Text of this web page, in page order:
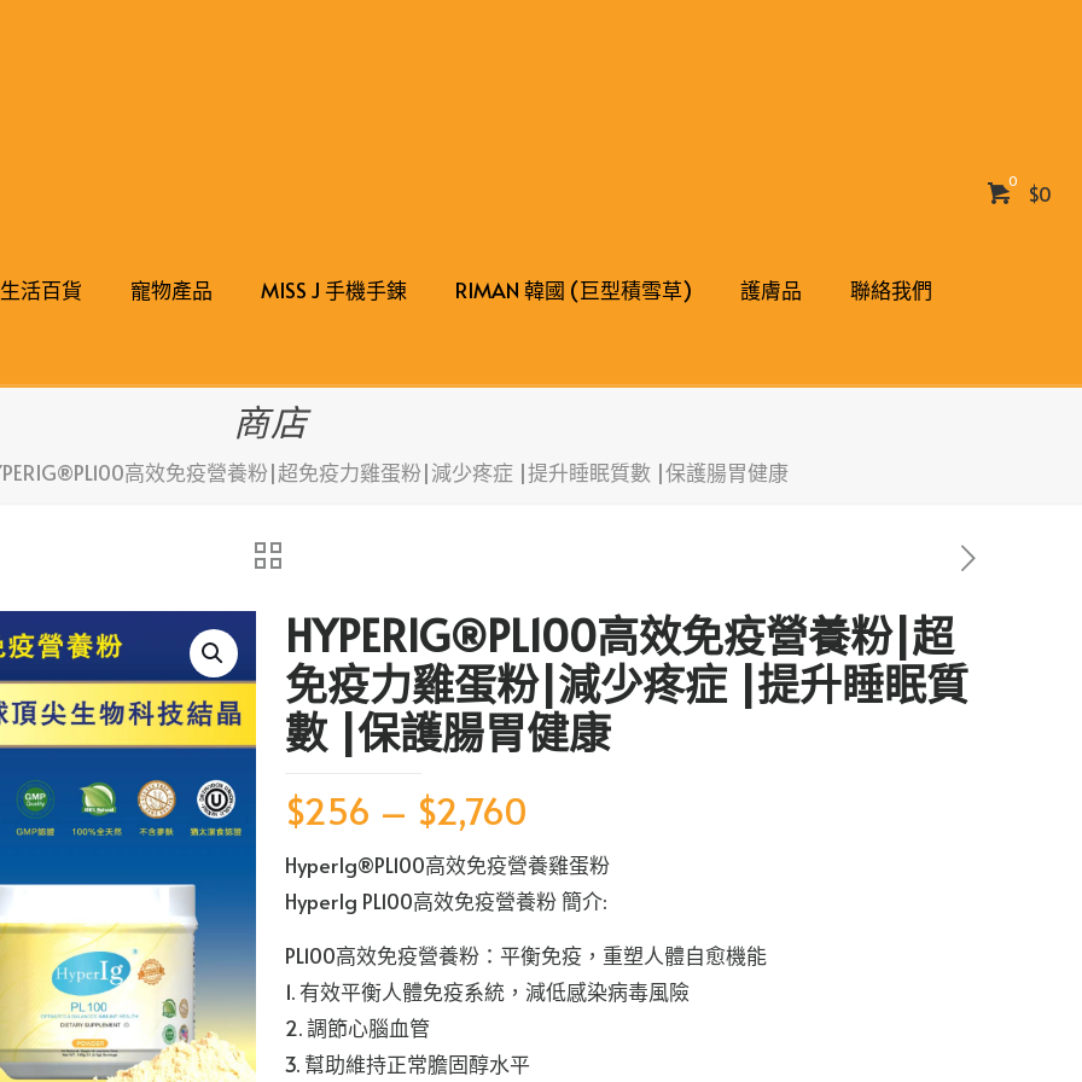
生活百貨 寵物產品 MISS J 手機手錬 RIMAN 韓國 (巨型積雪草) 護膚品 聯絡我們
0 $0
商店
高效免疫營養粉|超免疫力雞蛋粉|減少疼症 |提升睡眠質數 |保護腸胃健康
HYPERIG®PL100高效免疫營養粉|超
免疫力雞蛋粉|減少疼症 |提升睡眠質
數 |保護腸胃健康
$256 – $2,760
range:
$256
through
$2,760
HyperIg®️PL100高效免疫營養雞蛋粉
HyperIg PL100高效免疫營養粉 簡介:
PL100高效免疫營養粉：平衡免疫，重塑人體自愈機能
1. 有效平衡人體免疫系統，減低感染病毒風險
2. 調節心腦血管
3. 幫助維持正常膽固醇水平